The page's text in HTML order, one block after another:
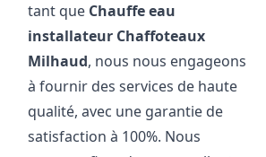
tant que Chauffe eau
installateur Chaffoteaux
Milhaud, nous nous engageons
à fournir des services de haute
qualité, avec une garantie de
satisfaction à 100%. Nous